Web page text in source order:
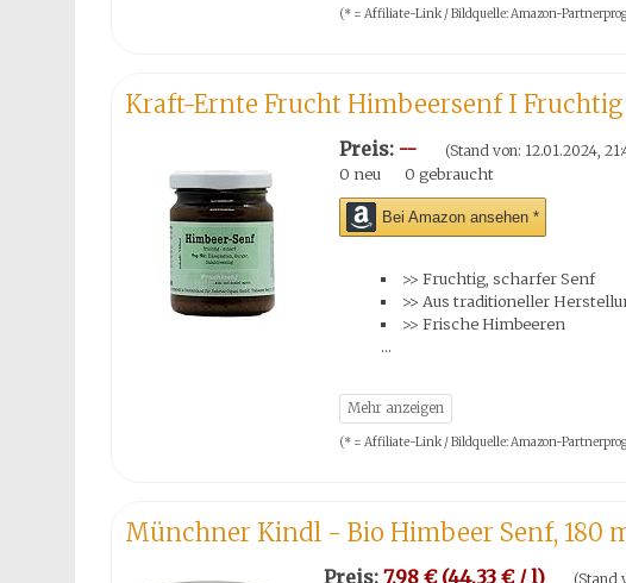
(* = Affiliate-Link / Bildquelle: Amazon-
Kraft-Ernte Frucht Himbeersenf I Fruchtig
Preis: -- (Stand von: 12.01.2024,
0 neu 0 gebraucht
Bei Amazon ansehen *
>> Fruchtig, scharfer Senf
>> Aus traditioneller
>> Frische Himbeeren
(* = Affiliate-Link / Bildquelle: Amazon-
Münchner Kindl - Bio Himbeer Senf, 180
Preis: 7,98 € (44,33 € / l) (Stand